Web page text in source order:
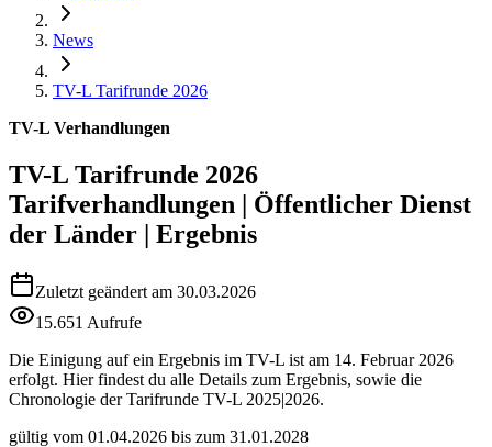
News
TV-L Tarifrunde 2026
TV-L Verhandlungen
TV-L Tarifrunde 2026
Tarifverhandlungen | Öffentlicher Dienst
der Länder | Ergebnis
Zuletzt geändert am 30.03.2026
15.651 Aufrufe
Die Einigung auf ein Ergebnis im TV-L ist am 14. Februar 2026
erfolgt. Hier findest du alle Details zum Ergebnis, sowie die
Chronologie der Tarifrunde TV-L 2025|2026.
gültig vom 01.04.2026 bis zum 31.01.2028